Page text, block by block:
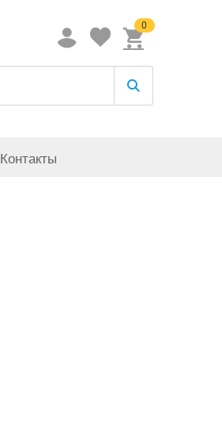
0
Контакты